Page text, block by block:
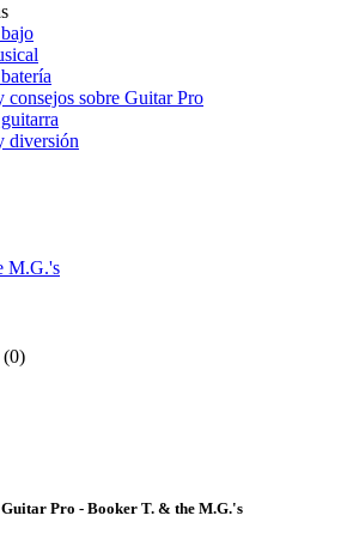
consejos sobre Guitar Pro
diversión
M.G.'s
(0)
Pro - Booker T. & the M.G.'s